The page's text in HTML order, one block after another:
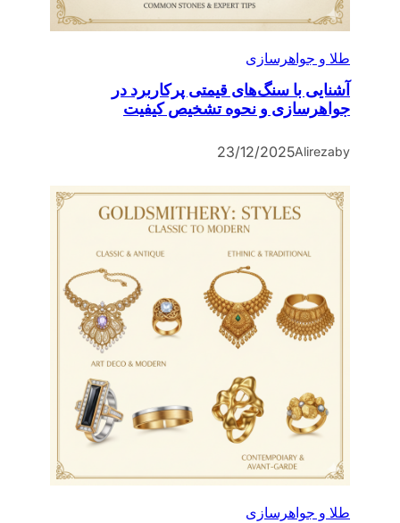
طلا و جواهرسازی
آشنایی با سنگ‌های قیمتی پرکاربرد در
جواهرسازی و نحوه تشخیص کیفیت
by
Alireza
23/12/2025
طلا و جواهرسازی